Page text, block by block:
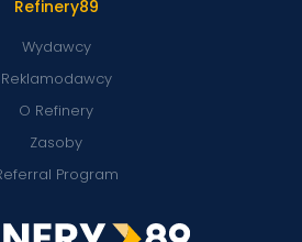
Refinery89
Wydawcy
Reklamodawcy
O Refinery
Zasoby
Program